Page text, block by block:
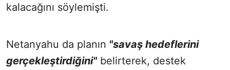
kalacağını söylemişti.
Netanyahu da planın "savaş hedeflerini
gerçekleştirdiğini"belirterek, destek